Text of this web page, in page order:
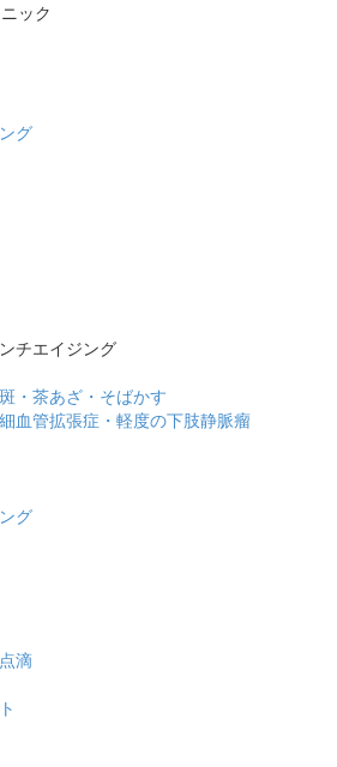
グ
チエイジング
・茶あざ・そばかす
血管拡張症・軽度の下肢静脈瘤
グ
滴